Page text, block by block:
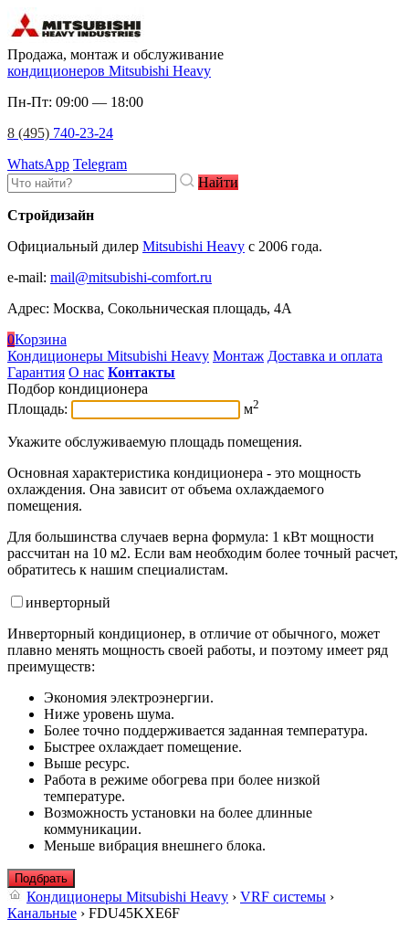
Продажа, монтаж и обслуживание
кондиционеров Mitsubishi Heavy
Пн-Пт: 09:00 — 18:00
8 (495) 740-23-24
WhatsApp Telegram
Найти
Стройдизайн
Официальный дилер Mitsubishi Heavy c 2006 года.
e-mail: mail@mitsubishi-comfort.ru
Адрес: Москва, Сокольническая площадь, 4А
0Корзина
Кондиционеры Mitsubishi Heavy Монтаж Доставка и оплата
Гарантия О нас Контакты
Подбор кондиционера
Площадь:
м2
Укажите обслуживаемую площадь помещения.
Основная характеристика кондиционера - это мощность
охлаждения. Она зависит от объема охлаждаемого
помещения.
Для большинства случаев верна формула: 1 кВт мощности
рассчитан на 10 м2. Если вам необходим более точный расчет,
обратитесь к нашим специалистам.
инверторный
Инверторный кондиционер, в отличие от обычного, может
плавно менять мощность своей работы, и поэтому имеет ряд
преимуществ:
Экономия электроэнергии.
Ниже уровень шума.
Более точно поддерживается заданная температура.
Быстрее охлаждает помещение.
Выше ресурс.
Работа в режиме обогрева при более низкой
температуре.
Возможность установки на более длинные
коммуникации.
Меньше вибрация внешнего блока.
Подбрать
Кондиционеры Mitsubishi Heavy › VRF системы ›
Канальные › FDU45KXE6F